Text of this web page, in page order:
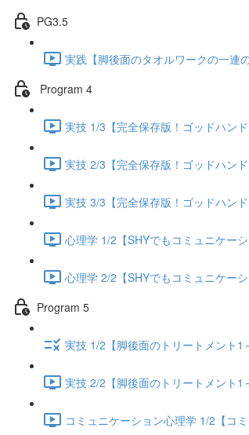
PG3.5
実践【脚後面のタオルワークの一連
Program 4
実技 1/3【完全保存版！ゴッドハン
実技 2/3【完全保存版！ゴッドハン
実技 3/3【完全保存版！ゴッドハン
心理学 1/2【SHYでもコミュニケー
心理学 2/2【SHYでもコミュニケー
Program 5
実技 1/2【脚後面のトリートメント1
実技 2/2【脚後面のトリートメント1
コミュニケーション心理学 1/2【コ